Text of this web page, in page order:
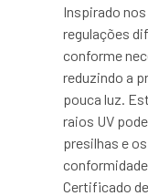
Inspirado
regulações
conforme
reduzindo a
pouca luz.
raios UV
presilhas e
Certificado